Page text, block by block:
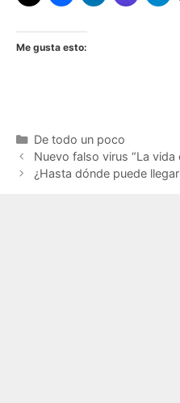
Me gusta esto:
Categorías
De todo un poco
Nuevo falso virus “La vida
¿Hasta dónde puede